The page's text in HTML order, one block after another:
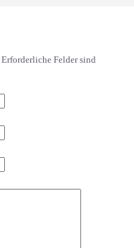
Erforderliche Felder sind